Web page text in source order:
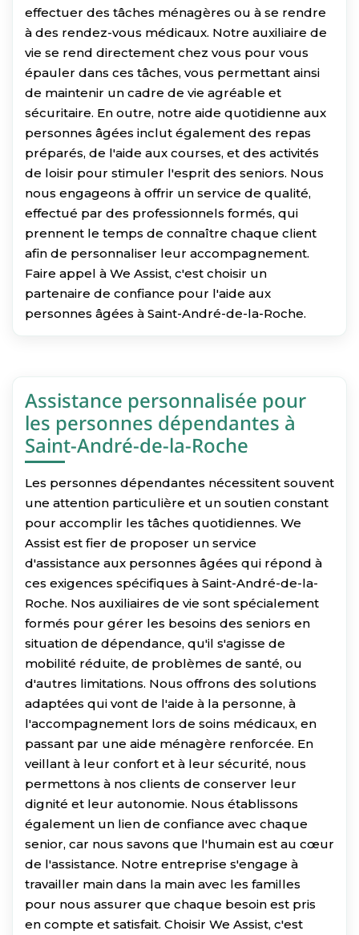
effectuer des tâches ménagères ou à se rendre
à des rendez-vous médicaux. Notre auxiliaire de
vie se rend directement chez vous pour vous
épauler dans ces tâches, vous permettant ainsi
de maintenir un cadre de vie agréable et
sécuritaire. En outre, notre aide quotidienne aux
personnes âgées inclut également des repas
préparés, de l'aide aux courses, et des activités
de loisir pour stimuler l'esprit des seniors. Nous
nous engageons à offrir un service de qualité,
effectué par des professionnels formés, qui
prennent le temps de connaître chaque client
afin de personnaliser leur accompagnement.
Faire appel à We Assist, c'est choisir un
partenaire de confiance pour l'aide aux
personnes âgées à Saint-André-de-la-Roche.
Assistance personnalisée pour
les personnes dépendantes à
Saint-André-de-la-Roche
Les personnes dépendantes nécessitent souvent
une attention particulière et un soutien constant
pour accomplir les tâches quotidiennes. We
Assist est fier de proposer un service
d'assistance aux personnes âgées qui répond à
ces exigences spécifiques à Saint-André-de-la-
Roche. Nos auxiliaires de vie sont spécialement
formés pour gérer les besoins des seniors en
situation de dépendance, qu'il s'agisse de
mobilité réduite, de problèmes de santé, ou
d'autres limitations. Nous offrons des solutions
adaptées qui vont de l'aide à la personne, à
l'accompagnement lors de soins médicaux, en
passant par une aide ménagère renforcée. En
veillant à leur confort et à leur sécurité, nous
permettons à nos clients de conserver leur
dignité et leur autonomie. Nous établissons
également un lien de confiance avec chaque
senior, car nous savons que l'humain est au cœur
de l'assistance. Notre entreprise s'engage à
travailler main dans la main avec les familles
pour nous assurer que chaque besoin est pris
en compte et satisfait. Choisir We Assist, c'est